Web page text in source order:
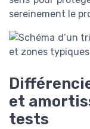
sereinement le
et
tests